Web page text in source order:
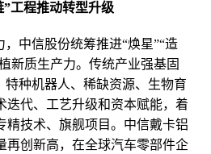
工程推动转型升级
，中信股份统筹推进“焕星”“造
新质生产力。传统产业强基固
特种机器人、稀缺资源、生物育
迭代、工艺升级和资本赋能，着
精技术、旗舰项目。中信戴卡铝
再创新高，在全球汽车零部件企